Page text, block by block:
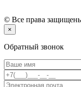
© Все права
×
Обратный звонок